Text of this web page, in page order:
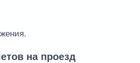
на проезд